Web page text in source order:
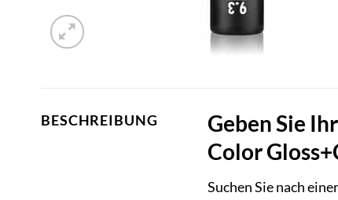
BESCHREIBUNG
Geben Sie
Color
Suchen Sie nach